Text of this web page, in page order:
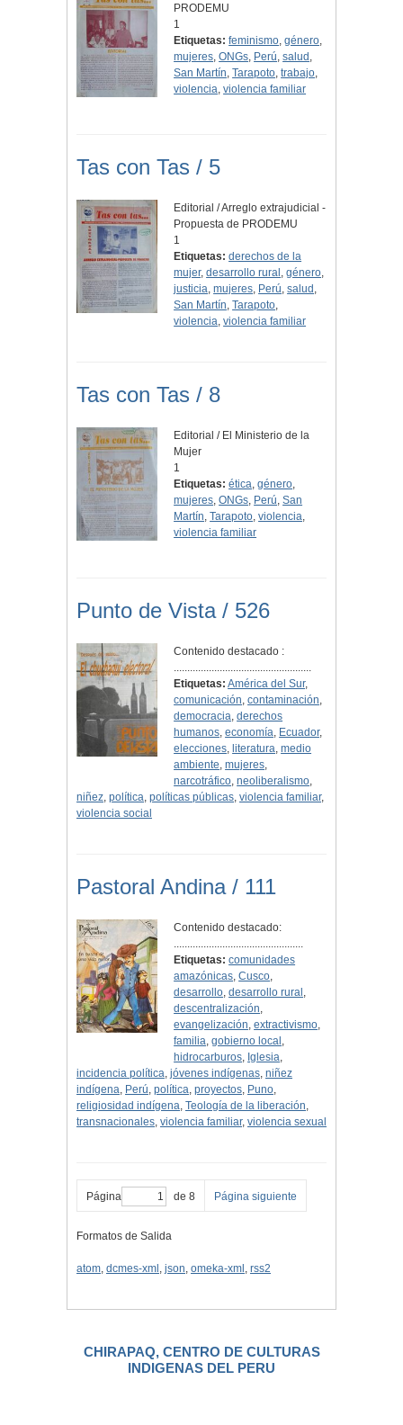
PRODEMU
1
Etiquetas: feminismo,género,
mujeres,ONGs, Perú,salud ,
San Martín,Tarapoto,trabajo,
violencia,violencia familiar
Tas con Tas / 5
Editorial / Arreglo extrajudicial -
Propuesta de PRODEMU
1
Etiquetas: derechos de la
mujer,desarrollo rural ,género,
justicia,mujeres, Perú,salud ,
San Martín,Tarapoto,
violencia,violencia familiar
Tas con Tas / 8
Editorial / El Ministerio de la
Mujer
1
Etiquetas: ética,género,
mujeres,ONGs, Perú,San
Martín,Tarapoto,violencia,
violencia familiar
Punto de Vista / 526
Contenido destacado :
...................................................
Etiquetas: América del Sur,
comunicación,contaminación,
democracia,derechos
humanos,economía, Ecuador,
elecciones, literatura,medio
ambiente,mujeres,
narcotráfico,neoliberalismo,
niñez, política, políticas públicas, violencia familiar,
violencia social
Pastoral Andina / 111
Contenido destacado:
................................................
Etiquetas: comunidades
amazónicas,Cusco,
desarrollo,desarrollo rural ,
descentralización,
evangelización,extractivismo,
familia,gobierno local ,
hidrocarburos, Iglesia,
incidencia política, jóvenes indígenas, niñez
indígena, Perú, política, proyectos, Puno,
religiosidad indígena, Teología de la liberación,
transnacionales, violencia familiar, violencia sexual
Página de 8 Página siguiente
Formatos de Salida
atom, dcmes-xml , json, omeka-xml , rss2
CHIRAPAQ, CENTRO DE CULTURAS
INDIGENAS DEL PERU